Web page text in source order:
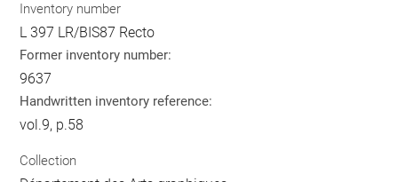
Inventory number
L 397 LR/BIS87 Recto
Former inventory number:
9637
Handwritten inventory reference:
vol.9, p.58
Collection